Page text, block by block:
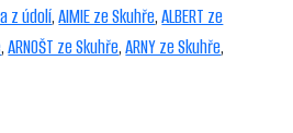
z údolí,AIMIE ze Skuhře,ALBERT ze
,ARNOŠT ze Skuhře,ARNY ze Skuhře,